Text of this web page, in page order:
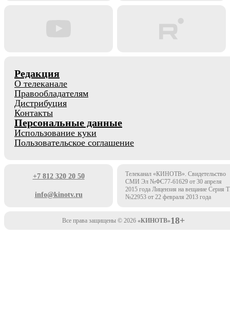
Редакция
О телеканале
Правообладателям
Дистрибуция
Контакты
Персональные данные
Использование куки
Пользовательское соглашение
+7 812 320 20 50
info@kinotv.ru
Телеканал «КИНОТВ». Свидетельство
СМИ Эл №ФС77-61629 от 30 апреля
2015 года Лицензия на вещание Серия
№22953 от 22 февраля 2013 года
Все права защищены © 2026 «КИНОТВ»18+